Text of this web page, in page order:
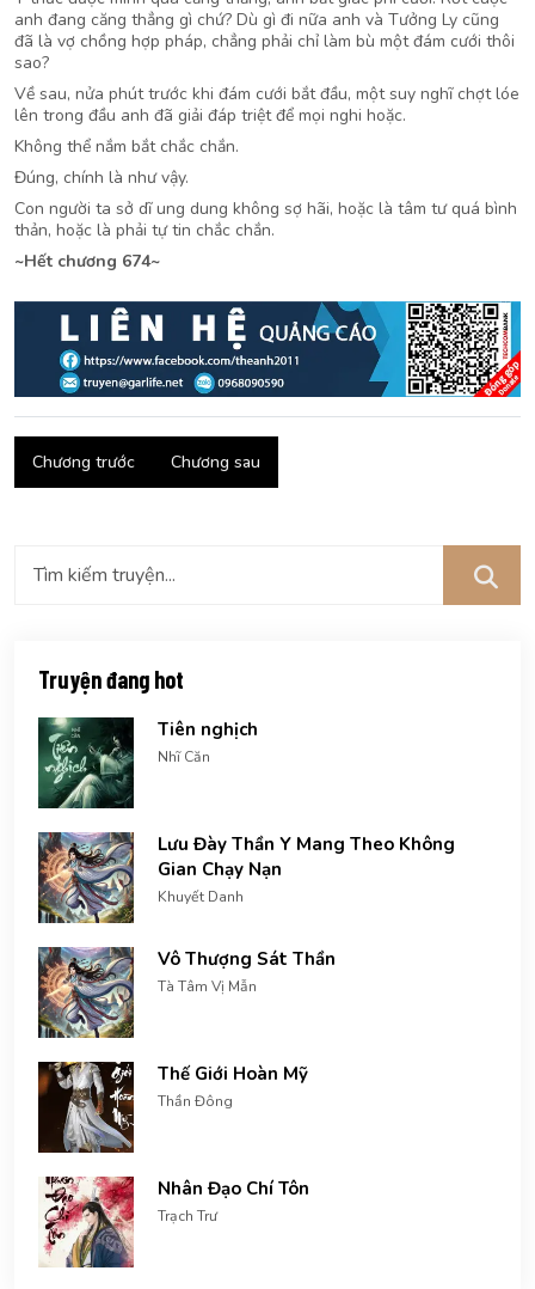
anh đang căng thẳng gì chứ? Dù gì đi nữa anh và Tưởng Ly cũng
đã là vợ chồng hợp pháp, chẳng phải chỉ làm bù một đám cưới thôi
sao?
Về sau, nửa phút trước khi đám cưới bắt đầu, một suy nghĩ chợt lóe
lên trong đầu anh đã giải đáp triệt để mọi nghi hoặc.
Không thể nắm bắt chắc chắn.
Đúng, chính là như vậy.
Con người ta sở dĩ ung dung không sợ hãi, hoặc là tâm tư quá bình
thản, hoặc là phải tự tin chắc chắn.
~Hết chương 674~
Chương trước Chương sau
Truyện đang hot
Tiên nghịch
Nhĩ Căn
Lưu Đày Thần Y Mang Theo Không
Gian Chạy Nạn
Khuyết Danh
Vô Thượng Sát Thần
Tà Tâm Vị Mẫn
Thế Giới Hoàn Mỹ
Thần Đông
Nhân Đạo Chí Tôn
Trạch Trư